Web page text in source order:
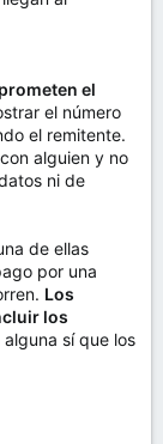
el
el número
el remitente.
alguien y no
ni de
de ellas
por una
Los
los
sí que los